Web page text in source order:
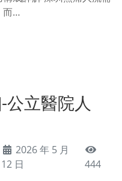
而…
立醫院人
2026 年 5 月
12 日
444